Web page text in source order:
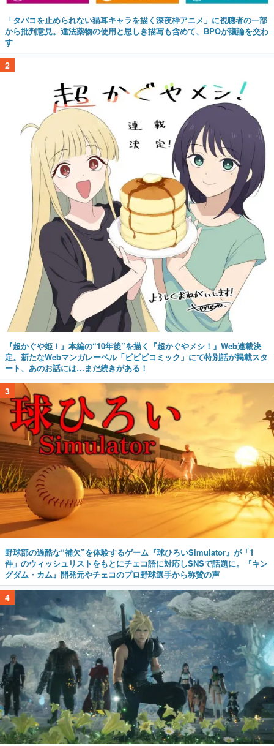
「タバコを止められない猫耳キャラを描く深夜枠アニメ」に視聴者の一部
から批判意見。違法薬物の使用と思しき描写も含めて、BPOが議論を交わ
す
2
『超かぐや姫！』本編の“10年後”を描く『超かぐやメシ！』Web連載決
定。新たなWebマンガレーベル「ビビビコミック」にて特別話が掲載スタ
ート、あのお話には…まだ続きがある！
3
野球部の過酷な“補欠”を体験するゲーム『球ひろいSimulator』が「1
件」のウィッシュリストをもとにチェコ語に対応しSNSで話題に。『キン
グダム・カム』開発元やチェコのプロ野球選手から称賛の声
4